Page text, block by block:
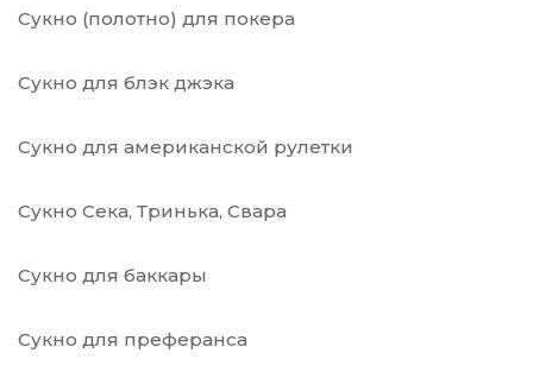
Сукно (полотно) для покера
Сукно для блэк джэка
Сукно для американской рулетки
Сукно Сека, Тринька, Свара
Сукно для баккары
Сукно для преферанса